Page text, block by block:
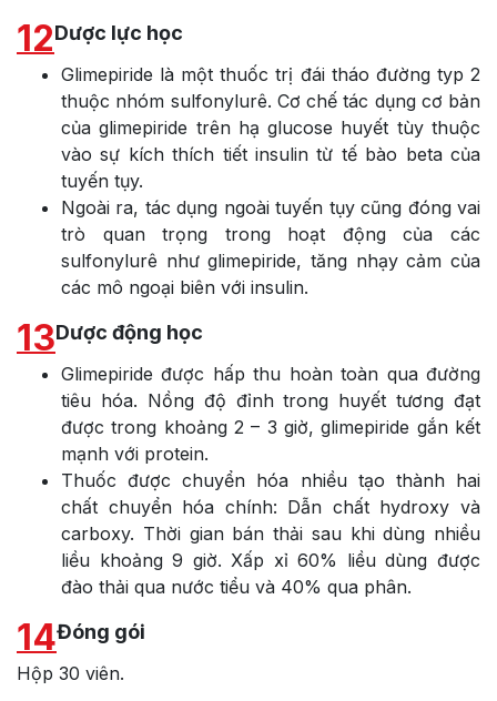
12Dược lực học
Glimepiride là một thuốc trị đái tháo đường typ 2
thuộc nhóm sulfonylurê. Cơ chế tác dụng cơ bản
của glimepiride trên hạ glucose huyết tùy thuộc
vào sự kích thích tiết insulin từ tế bào beta của
tuyến tụy.
Ngoài ra, tác dụng ngoài tuyến tụy cũng đóng vai
trò quan trọng trong hoạt động của các
sulfonylurê như glimepiride, tăng nhạy cảm của
các mô ngoại biên với insulin.
13Dược động học
Glimepiride được hấp thu hoàn toàn qua đường
tiêu hóa. Nồng độ đỉnh trong huyết tương đạt
được trong khoảng 2 – 3 giờ, glimepiride gắn kết
mạnh với protein.
Thuốc được chuyển hóa nhiều tạo thành hai
chất chuyển hóa chính: Dẫn chất hydroxy và
carboxy. Thời gian bán thải sau khi dùng nhiều
liều khoảng 9 giờ. Xấp xỉ 60% liều dùng được
đào thải qua nước tiểu và 40% qua phân.
14Đóng gói
Hộp 30 viên.